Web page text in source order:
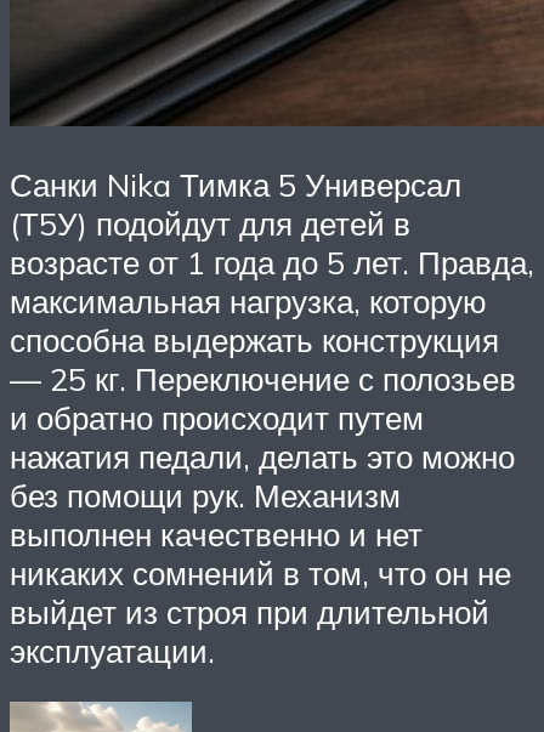
Санки Nika Тимка 5 Универсал
(Т5У) подойдут для детей в
возрасте от 1 года до 5 лет. Правда,
максимальная нагрузка, которую
способна выдержать конструкция
— 25 кг. Переключение с полозьев
и обратно происходит путем
нажатия педали, делать это можно
без помощи рук. Механизм
выполнен качественно и нет
никаких сомнений в том, что он не
выйдет из строя при длительной
эксплуатации.